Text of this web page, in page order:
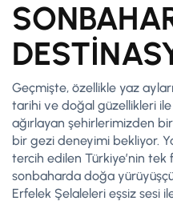
Geçmişte, özellikle yaz
tarihi ve doğal güzellikleri
ağırlayan şehirlerimizden
bir gezi deneyimi bekliyor.
tercih edilen Türkiye’nin tek
sonbaharda doğa
Erfelek Şelaleleri eşsiz sesi